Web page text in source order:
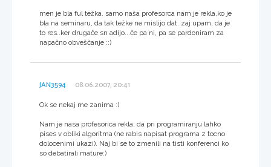
men je bla ful težka. samo naša profesorca nam je rekla,ko je
bla na seminaru, da tak težke ne mislijo dat. zaj upam, da je
to res..ker drugače sn adijo...če pa ni, pa se pardoniram za
napačno obveščanje ::)
JAN3594 08.06.2007, 20:41
Ok se nekaj me zanima :)
Nam je nasa profesorica rekla, da pri programiranju lahko
pises v obliki algoritma (ne rabis napisat programa z tocno
dolocenimi ukazi). Naj bi se to zmenili na tisti konferenci ko
so debatirali mature:)